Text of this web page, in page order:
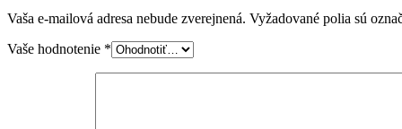
Vaša e-mailová adresa nebude zverejnená. Vyžadované polia sú
Vaše hodnotenie *